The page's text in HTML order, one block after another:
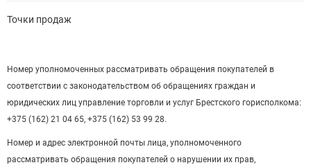
Точки продаж
Номер уполномоченных рассматривать обращения покупателей в
соответствии с законодательством об обращениях граждан и
юридических лиц управление торговли и услуг Брестского горисполкома:
+375 (162) 21 04 65, +375 (162) 53 99 28.
Номер и адрес электронной почты лица, уполномоченного
рассматривать обращения покупателей о нарушении их прав,